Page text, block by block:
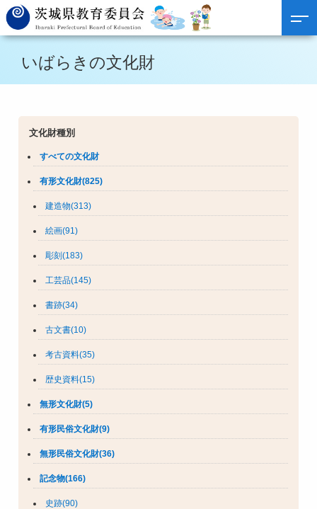
いばらきの文化財
文化財種別
すべての文化財
有形文化財(825)
建造物(313)
絵画(91)
彫刻(183)
工芸品(145)
書跡(34)
古文書(10)
考古資料(35)
歴史資料(15)
無形文化財(5)
有形民俗文化財(9)
無形民俗文化財(36)
記念物(166)
史跡(90)